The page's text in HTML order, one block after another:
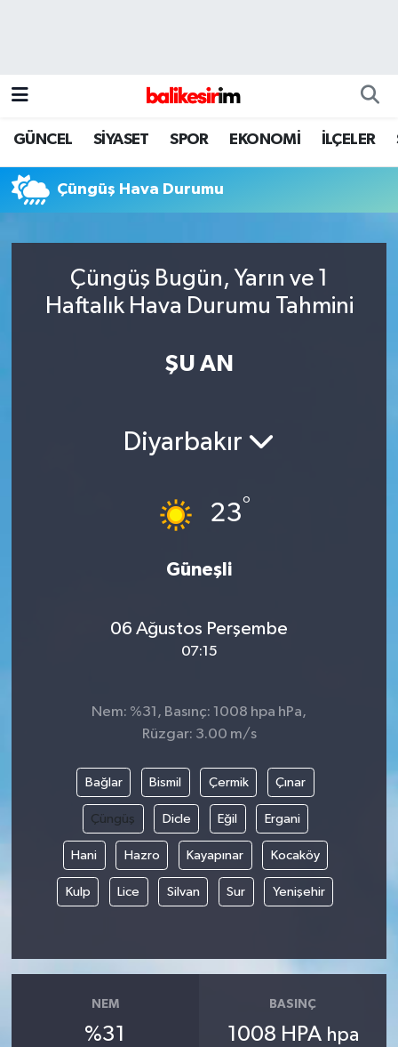
GÜNCEL SİYASET SPOR EKONOMİ İLÇELER
Çüngüş Hava Durumu
Çüngüş Bugün, Yarın ve 1
Haftalık Hava Durumu Tahmini
ŞU AN
Diyarbakır
23°
Güneşli
06 Ağustos Perşembe
07:15
Nem: %31, Basınç: 1008 hpa hPa,
Rüzgar: 3.00 m/s
Bağlar Bismil Çermik Çınar
Çüngüş Dicle Eğil Ergani
Hani Hazro Kayapınar Kocaköy
Kulp Lice Silvan Sur Yenişehir
NEM
%31
BASINÇ
1008 HPA hpa